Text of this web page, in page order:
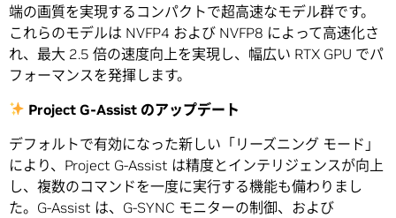
端の画質を実現するコンパクトで超高速なモデル群です。
これらのモデルは NVFP4 および NVFP8 によって高速化さ
れ、最大 2.5 倍の速度向上を実現し、幅広い RTX GPU でパ
フォーマンスを発揮します。
Project G-Assist のアップデート
デフォルトで有効になった新しい「リーズニング モード」
により、Project G-Assist は精度とインテリジェンスが向上
し、複数のコマンドを一度に実行する機能も備わりまし
た。G-Assist は、G-SYNC モニターの制御、および